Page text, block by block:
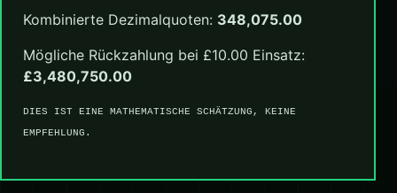
Kombinierte Dezimalquoten: 348,075.00
Mögliche Rückzahlung bei £10.00 Einsatz:
£3,480,750.00
DIES IST EINE MATHEMATISCHE SCHÄTZUNG, KEINE
EMPFEHLUNG.